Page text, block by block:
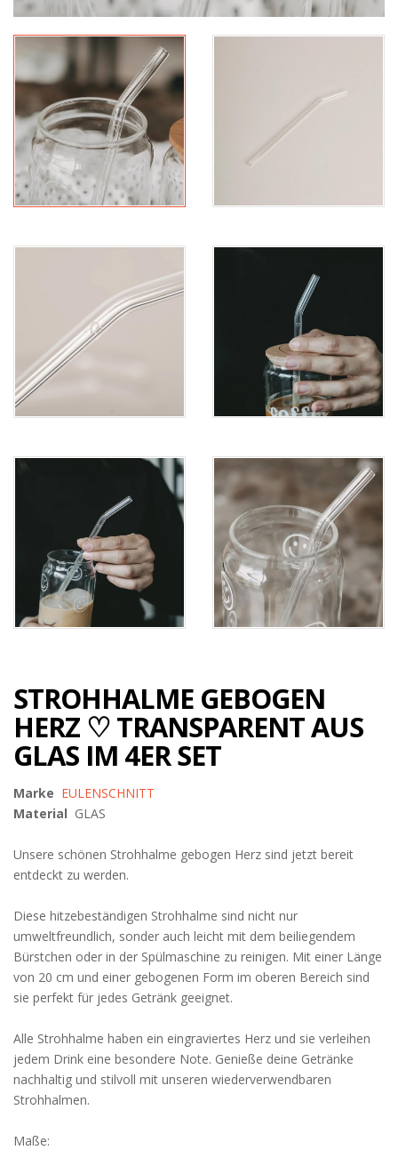
STROHHALME GEBOGEN
HERZ ♡ TRANSPARENT AUS
GLAS IM 4ER SET
Marke EULENSCHNITT
Material GLAS
Unsere schönen Strohhalme gebogen Herz sind jetzt bereit
entdeckt zu werden.
Diese hitzebeständigen Strohhalme sind nicht nur
umweltfreundlich, sonder auch leicht mit dem beiliegendem
Bürstchen oder in der Spülmaschine zu reinigen. Mit einer Länge
von 20 cm und einer gebogenen Form im oberen Bereich sind
sie perfekt für jedes Getränk geeignet.
Alle Strohhalme haben ein eingraviertes Herz und sie verleihen
jedem Drink eine besondere Note. Genieße deine Getränke
nachhaltig und stilvoll mit unseren wiederverwendbaren
Strohhalmen.
Maße: